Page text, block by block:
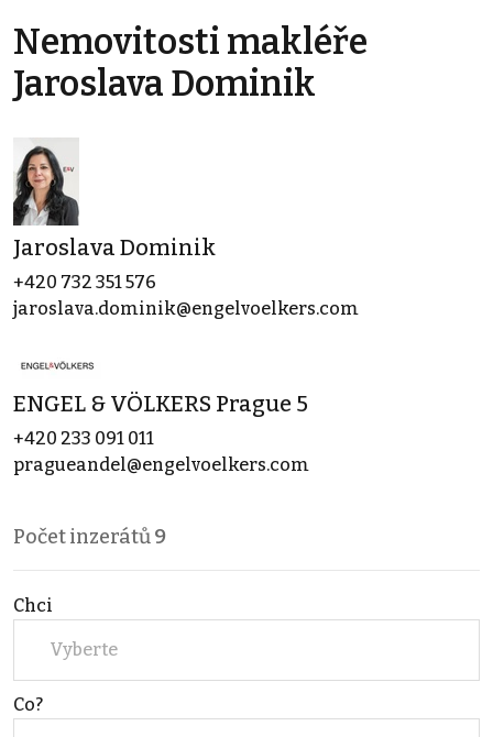
Nemovitosti makléře
Jaroslava Dominik
Jaroslava Dominik
+420 732 351 576
jaroslava.dominik@engelvoelkers.com
ENGEL & VÖLKERS Prague 5
+420 233 091 011
pragueandel@engelvoelkers.com
Počet inzerátů9
Chci
Vyberte
Co?